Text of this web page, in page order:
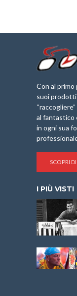
Con al primo
suoi prodotti
al fantastico
in ogni sua
SCOPRI
I PIÙ VISTI